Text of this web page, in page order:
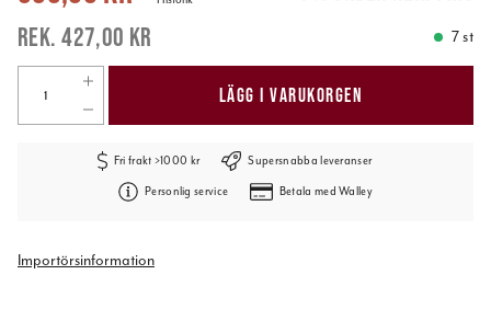
427,00 kr 7 st
LÄGG I VARUKORGEN
Fri frakt >1000 kr Supersnabba leveranser
Personlig service Betala med Walley
Importörsinformation